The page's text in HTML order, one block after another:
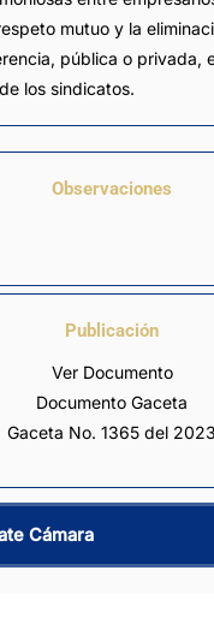
mutuo y la
pública o privada,
los sindicatos.
Observaciones
Publicación
Ver Documento
Documento Gaceta
Gaceta No. 1365 del 2023
Cámara